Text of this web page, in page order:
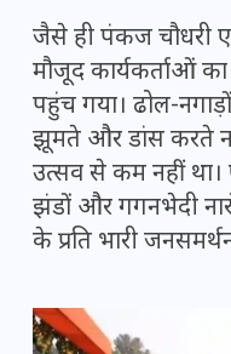
जैसे ही पंकज चौधरी
मौजूद कार्यकर्ताओं
पहुंच गया। ढोल-
झूमते और डांस करते
उत्सव से कम नहीं था।
झंडों और गगनभेदी
के प्रति भारी